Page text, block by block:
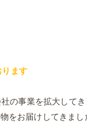
ます
の事業を拡大して
お届けしてきまし